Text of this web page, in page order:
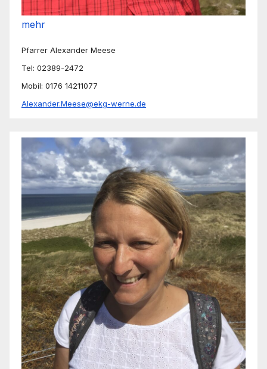
mehr
Pfarrer Alexander Meese
Tel: 02389-2472
Mobil: 0176 14211077
Alexander.Meese@ekg-werne.de